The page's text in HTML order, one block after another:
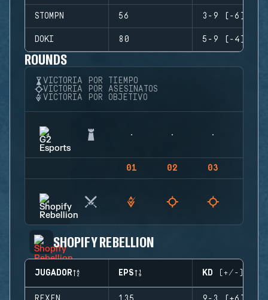
STOMPN 56 3-9 (-6)
DOKI 80 5-9 (-4)
ROUNDS
VICTORIA POR TIEMPO
VICTORIA POR ASESINATOS
VICTORIA POR OBJETIVO
01 02 03
SHOPIFY REBELLION
JUGADOR EPS KD (+/-)